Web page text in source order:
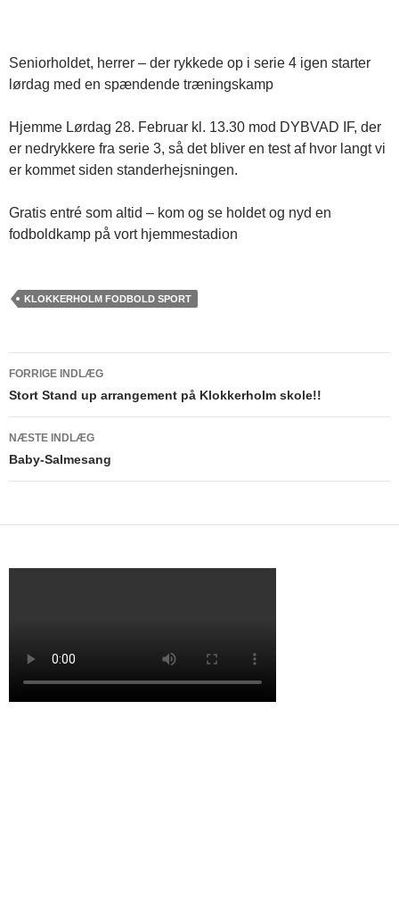
Seniorholdet, herrer – der rykkede op i serie 4 igen starter
lørdag med en spændende træningskamp
Hjemme Lørdag 28. Februar kl. 13.30 mod DYBVAD IF, der
er nedrykkere fra serie 3, så det bliver en test af hvor langt vi
er kommet siden standerhejsningen.
Gratis entré som altid – kom og se holdet og nyd en
fodboldkamp på vort hjemmestadion
KLOKKERHOLM FODBOLD SPORT
Indlægsnavigation
FORRIGE INDLÆG
Stort Stand up arrangement på Klokkerholm skole!!
NÆSTE INDLÆG
Baby-Salmesang